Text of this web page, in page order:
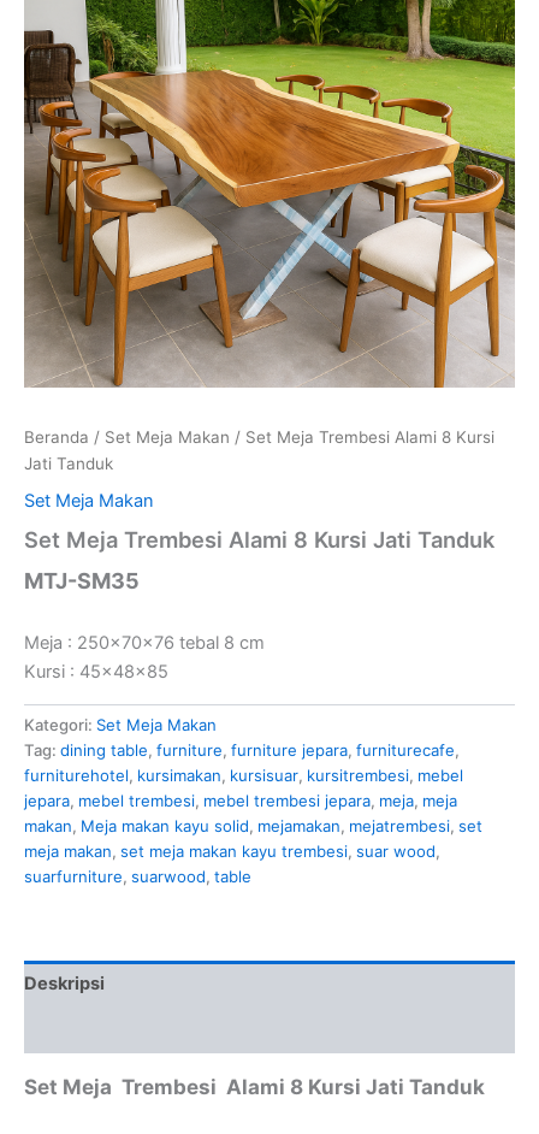
Beranda / Set Meja Makan / Set Meja Trembesi Alami 8 Kursi
Jati Tanduk
Set Meja Makan
Set Meja Trembesi Alami 8 Kursi Jati Tanduk
MTJ-SM35
Meja : 250x70x76 tebal 8 cm
Kursi : 45x48x85
Kategori: Set Meja Makan
Tag: dining table, furniture, furniture jepara, furniturecafe,
furniturehotel, kursimakan, kursisuar, kursitrembesi, mebel
jepara, mebel trembesi, mebel trembesi jepara, meja, meja
makan, Meja makan kayu solid, mejamakan, mejatrembesi, set
meja makan, set meja makan kayu trembesi, suar wood,
suarfurniture, suarwood, table
Deskripsi
Set Meja Trembesi Alami 8 Kursi Jati Tanduk